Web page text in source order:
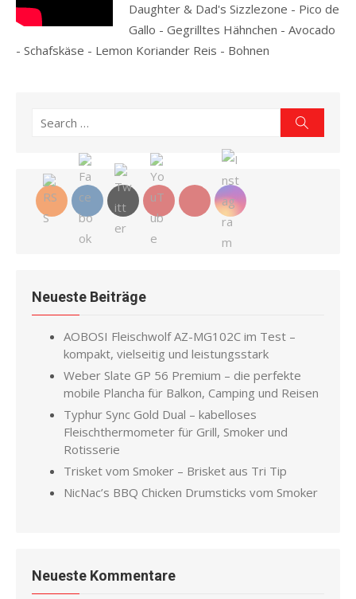
Daughter & Dad's Sizzlezone - Pico de
Gallo - Gegrilltes Hähnchen - Avocado
- Schafskäse - Lemon Koriander Reis - Bohnen
Search
Neueste Beiträge
AOBOSI Fleischwolf AZ-MG102C im Test –
kompakt, vielseitig und leistungsstark
Weber Slate GP 56 Premium – die perfekte
mobile Plancha für Balkon, Camping und Reisen
Typhur Sync Gold Dual – kabelloses
Fleischthermometer für Grill, Smoker und
Rotisserie
Trisket vom Smoker – Brisket aus Tri Tip
NicNac’s BBQ Chicken Drumsticks vom Smoker
Neueste Kommentare